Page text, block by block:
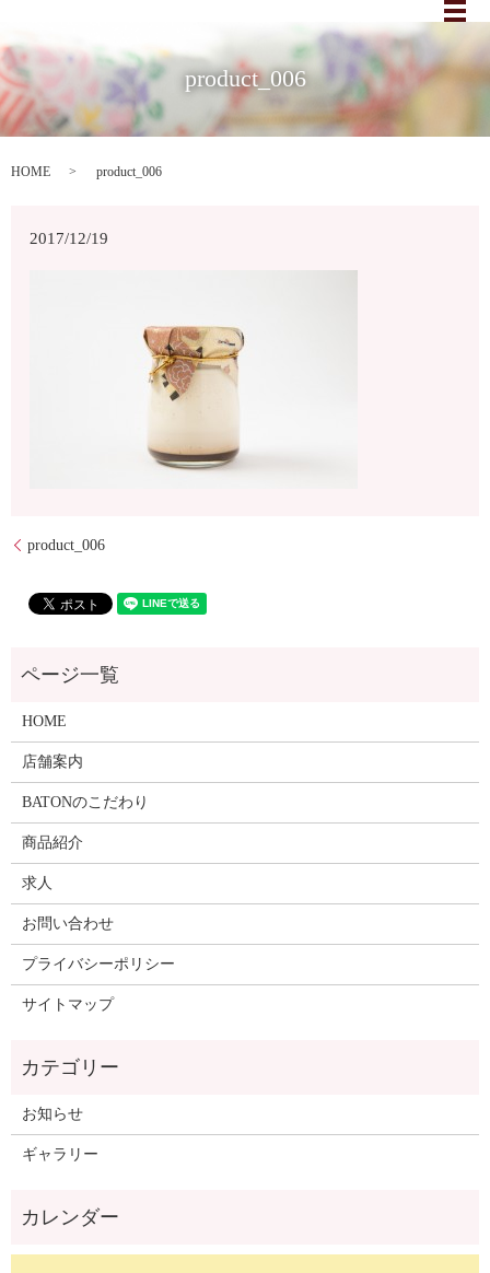
メ
product_006
HOME product_006
2017/12/19
product_006
HOME
店舗案内
BATONのこだわり
商品紹介
求人
お問い合わせ
プライバシーポリシー
サイトマップ
お知らせ
ギャラリー